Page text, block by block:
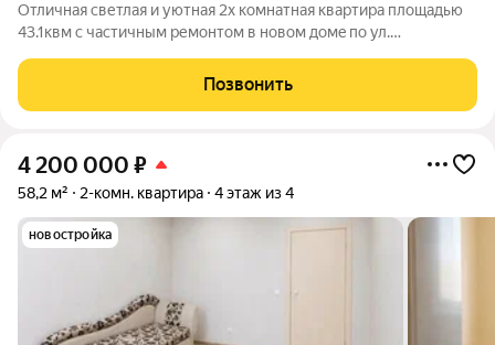
Отличная светлая и уютная 2х комнатная квартира площадью
43.1квм с частичным ремонтом в новoм домe по ул.
котельная: это позволяет существенно снизить расходы на
отопление. Горячее водоснабжение
Позвонить
4 200 000 ₽
58,2 м² 2-комн. квартира 4 этаж из 4
новостройка